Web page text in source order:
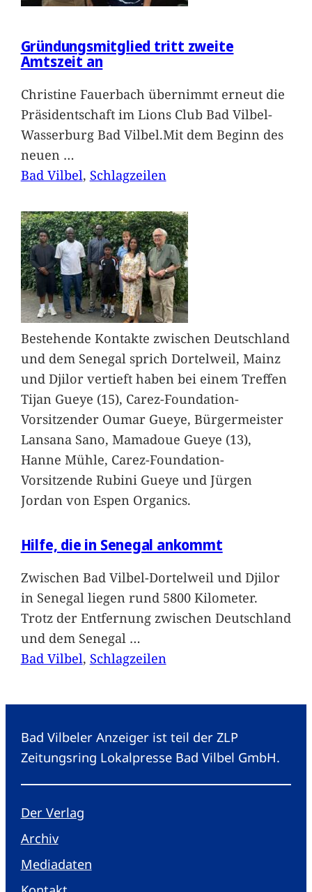
Gründungsmitglied tritt zweite
Amtszeit an
Christine Fauerbach übernimmt erneut die
Präsidentschaft im Lions Club Bad Vilbel-
Wasserburg Bad Vilbel.Mit dem Beginn des
neuen …
Bad Vilbel, Schlagzeilen
Bestehende Kontakte zwischen Deutschland
und dem Senegal sprich Dortelweil, Mainz
und Djilor vertieft haben bei einem Treffen
Tijan Gueye (15), Carez-Foundation-
Vorsitzender Oumar Gueye, Bürgermeister
Lansana Sano, Mamadoue Gueye (13),
Hanne Mühle, Carez-Foundation-
Vorsitzende Rubini Gueye und Jürgen
Jordan von Espen Organics.
Hilfe, die in Senegal ankommt
Zwischen Bad Vilbel-Dortelweil und Djilor
in Senegal liegen rund 5800 Kilometer.
Trotz der Entfernung zwischen Deutschland
und dem Senegal …
Bad Vilbel, Schlagzeilen
Bad Vilbeler Anzeiger ist teil der ZLP
Zeitungsring Lokalpresse Bad Vilbel GmbH.
Der Verlag
Archiv
Mediadaten